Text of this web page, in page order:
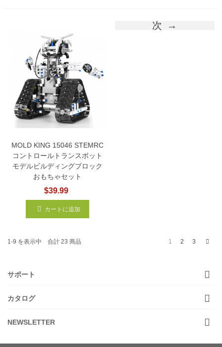
MOLD KING 15046 STEMRC
コントロールトランスボット
モデルビルディングブロック
おもちゃセット
$39.99
カートに追加
次
1-9 を表示中 合計 23 商品 1 2 3
サポート
カタログ
NEWSLETTER